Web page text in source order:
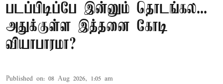
படப்பிடிப்பே இன்னும் தொடங்கல...
அதுக்குள்ள இத்தனை கோடி
வியாபாரமா?
Published on: 08 Aug 2026, 1:05 am